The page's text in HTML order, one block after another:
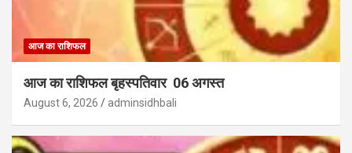
आज का राशिफल
आज का राशिफल बृहस्पतिवार 06 अगस्त
August 6, 2026 adminsidhbali